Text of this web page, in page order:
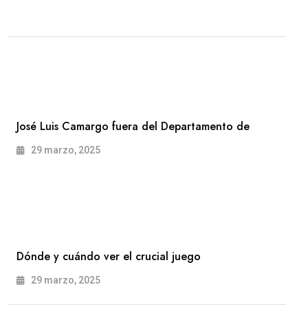
José Luis Camargo fuera del Departamento de
29 marzo, 2025
Dónde y cuándo ver el crucial juego
29 marzo, 2025